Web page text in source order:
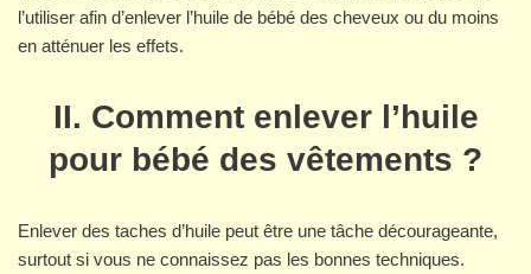
l’utiliser afin d’enlever l’huile de bébé des cheveux ou du moins
en atténuer les effets.
II. Comment enlever l’huile
pour bébé des vêtements ?
Enlever des taches d’huile peut être une tâche décourageante,
surtout si vous ne connaissez pas les bonnes techniques.